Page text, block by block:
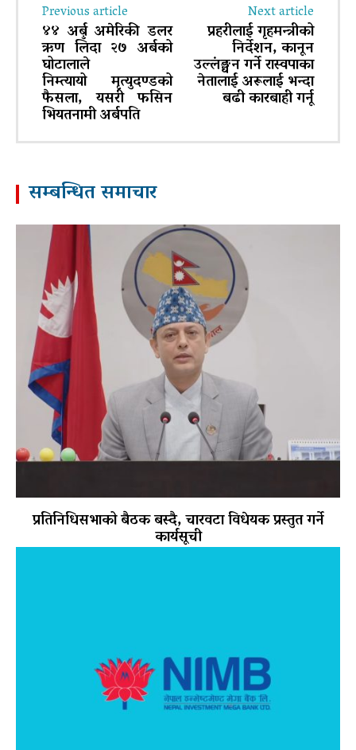
Previous article
४४ अर्ब अमेरिकी डलर
ऋण लिँदा २७ अर्बको
घोटालाले
निम्त्यायो मृत्युदण्डको
फैसला, यसरी फसिन
भियतनामी अर्बपति
Next article
प्रहरीलाई गृहमन्त्रीको
निर्देशन, कानून
उल्लंङ्घन गर्ने रास्वपाका
नेतालाई अरूलाई भन्दा
बढी कारबाही गर्नू
सम्बन्धित समाचार
प्रतिनिधिसभाको बैठक बस्दै, चारवटा विधेयक प्रस्तुत गर्ने
कार्यसूची